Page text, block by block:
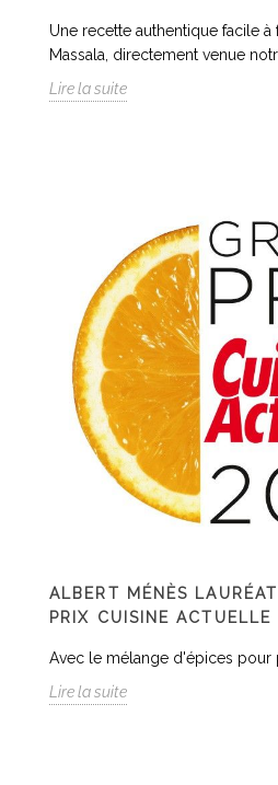
Une recette authentique facile à
Massala, directement venue
Lire la suite
ALBERT MÉNÈS
PRIX CUISINE ACTUELLE
Avec le mélange d'épices pour
Lire la suite